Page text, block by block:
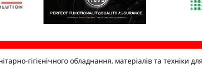
гігієнічного обладнання, матеріалів та техніки